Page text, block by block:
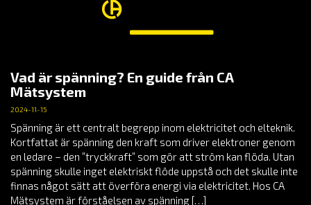
Vad är spänning? En guide från CA
Mätsystem
2024-11-15
Spänning är ett centralt begrepp inom elektricitet och elteknik.
Kortfattat är spänning den kraft som driver elektroner genom
en ledare – den ”tryckkraft” som gör att ström kan flöda. Utan
spänning skulle inget elektriskt flöde uppstå och det skulle inte
finnas något sätt att överföra energi via elektricitet. Hos CA
Mätsystem är förståelsen av spänning […]